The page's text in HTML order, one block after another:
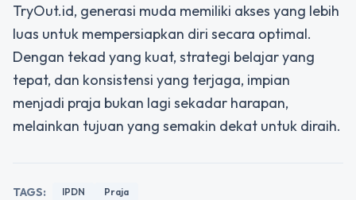
TryOut.id, generasi muda memiliki akses yang lebih
luas untuk mempersiapkan diri secara optimal.
Dengan tekad yang kuat, strategi belajar yang
tepat, dan konsistensi yang terjaga, impian
menjadi praja bukan lagi sekadar harapan,
melainkan tujuan yang semakin dekat untuk diraih.
TAGS: IPDN Praja